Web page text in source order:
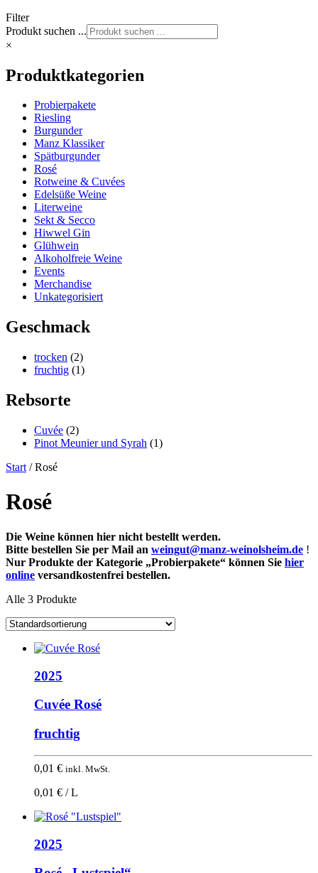
Filter
Produkt suchen ...
×
Produktkategorien
Probierpakete
Riesling
Burgunder
Manz Klassiker
Spätburgunder
Rosé
Rotweine & Cuvées
Edelsüße Weine
Literweine
Sekt & Secco
Hiwwel Gin
Glühwein
Alkoholfreie Weine
Events
Merchandise
Unkategorisiert
Geschmack
trocken (2)
fruchtig (1)
Rebsorte
Cuvée (2)
Pinot Meunier und Syrah (1)
Start / Rosé
Rosé
Die Weine können hier nicht bestellt werden.
Bitte bestellen Sie per Mail an weingut@manz-weinolsheim.de !
Nur Produkte der Kategorie „Probierpakete“ können Sie hier
online versandkostenfrei bestellen.
Alle 3 Produkte
2025
Cuvée Rosé
fruchtig
0,01 € inkl. MwSt.
0,01 € / L
2025